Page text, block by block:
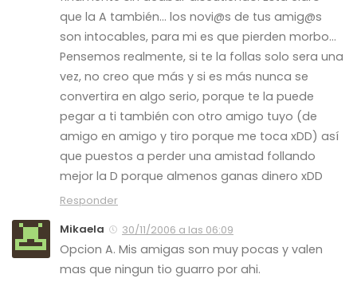
que la A también… los novi@s de tus amig@s
son intocables, para mi es que pierden morbo…
Pensemos realmente, si te la follas solo sera una
vez, no creo que más y si es más nunca se
convertira en algo serio, porque te la puede
pegar a ti también con otro amigo tuyo (de
amigo en amigo y tiro porque me toca xDD) así
que puestos a perder una amistad follando
mejor la D porque almenos ganas dinero xDD
Responder
Mikaela
30/11/2006 a las 06:09
Opcion A. Mis amigas son muy pocas y valen
mas que ningun tio guarro por ahi.